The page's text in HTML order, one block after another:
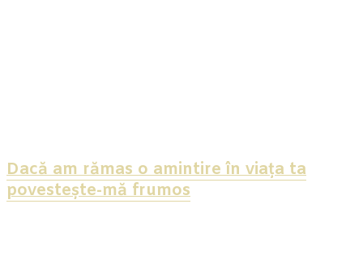
Dacă am rămas o amintire în viața ta
povestește-mă frumos